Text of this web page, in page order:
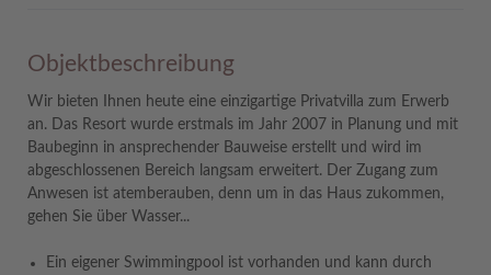
Objektbeschreibung
Wir bieten Ihnen heute eine einzigartige Privatvilla zum Erwerb
an. Das Resort wurde erstmals im Jahr 2007 in Planung und mit
Baubeginn in ansprechender Bauweise erstellt und wird im
abgeschlossenen Bereich langsam erweitert. Der Zugang zum
Anwesen ist atemberauben, denn um in das Haus zukommen,
gehen Sie über Wasser...
Ein eigener Swimmingpool ist vorhanden und kann durch